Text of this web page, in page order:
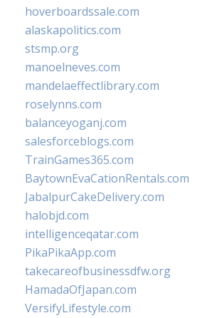
hoverboardssale.com
alaskapolitics.com
stsmp.org
manoelneves.com
mandelaeffectlibrary.com
roselynns.com
balanceyoganj.com
salesforceblogs.com
TrainGames365.com
BaytownEvaCationRentals.com
JabalpurCakeDelivery.com
halobjd.com
intelligenceqatar.com
PikaPikaApp.com
takecareofbusinessdfw.org
HamadaOfJapan.com
VersifyLifestyle.com